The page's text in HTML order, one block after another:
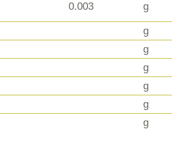
0.003 g
g
g
g
g
g
g